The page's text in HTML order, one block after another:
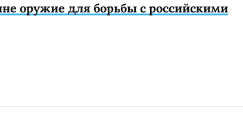
оружие для борьбы с российскими